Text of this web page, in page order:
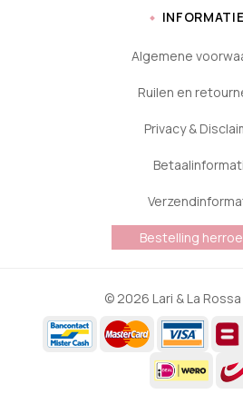
INFORMATIE
Algemene
Ruilen en
Privacy &
Bestelling
© 2026 Lari & La Rossa